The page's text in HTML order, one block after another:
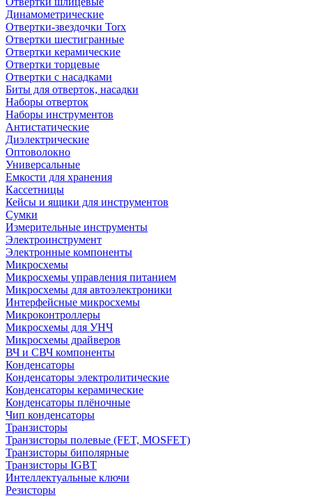
Динамометрические
Отвертки-звездочки Torx
Отвертки шестигранные
Отвертки керамические
Отвертки торцевые
Отвертки с насадками
Биты для отверток, насадки
Наборы отверток
Наборы инструментов
Антистатические
Диэлектрические
Оптоволокно
Универсальные
Емкости для хранения
Кассетницы
Кейсы и ящики для инструментов
Сумки
Измерительные инструменты
Электроинструмент
Электронные компоненты
Микросхемы
Микросхемы управления питанием
Микросхемы для автоэлектроники
Интерфейсные микросхемы
Микроконтроллеры
Микросхемы для УНЧ
Микросхемы драйверов
ВЧ и СВЧ компоненты
Конденсаторы
Конденсаторы электролитические
Конденсаторы керамические
Конденсаторы плёночные
Чип конденсаторы
Транзисторы
Транзисторы полевые (FET, MOSFET)
Транзисторы биполярные
Транзисторы IGBT
Интеллектуальные ключи
Резисторы